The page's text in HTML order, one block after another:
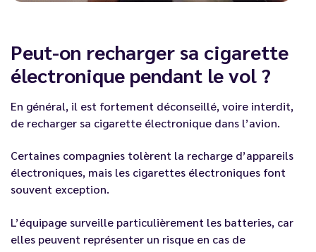
Peut-on recharger sa cigarette
électronique pendant le vol ?
En général, il est fortement déconseillé, voire interdit,
de recharger sa cigarette électronique dans l’avion.
Certaines compagnies tolèrent la recharge d’appareils
électroniques, mais les cigarettes électroniques font
souvent exception.
L’équipage surveille particulièrement les batteries, car
elles peuvent représenter un risque en cas de